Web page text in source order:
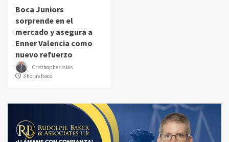
Boca Juniors
sorprende en el
mercado y asegura a
Enner Valencia como
nuevo refuerzo
Cristhopher Islas
3 horas hace